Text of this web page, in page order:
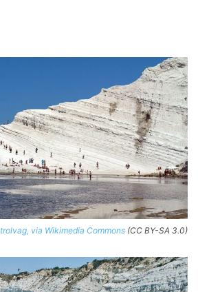
trolvag, via Wikimedia Commons (CC BY-SA 3.0)